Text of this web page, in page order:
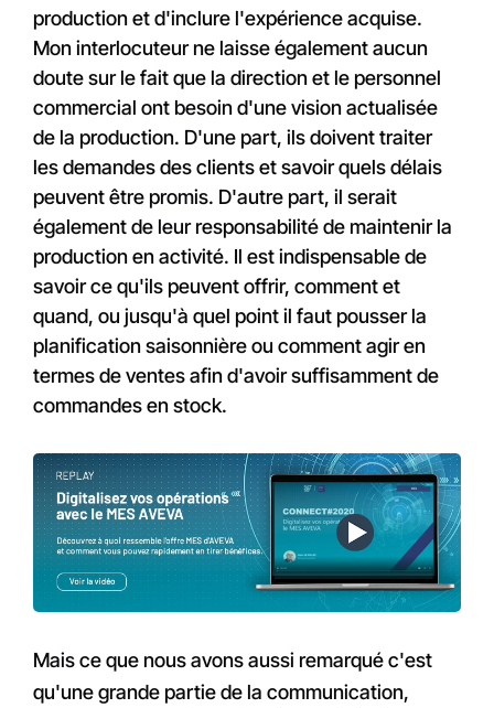
production et d'inclure l'expérience acquise.
Mon interlocuteur ne laisse également aucun
doute sur le fait que la direction et le personnel
commercial ont besoin d'une vision actualisée
de la production. D'une part, ils doivent traiter
les demandes des clients et savoir quels délais
peuvent être promis. D'autre part, il serait
également de leur responsabilité de maintenir la
production en activité. Il est indispensable de
savoir ce qu'ils peuvent offrir, comment et
quand, ou jusqu'à quel point il faut pousser la
planification saisonnière ou comment agir en
termes de ventes afin d'avoir suffisamment de
commandes en stock.
Mais ce que nous avons aussi remarqué c'est
qu'une grande partie de la communication,